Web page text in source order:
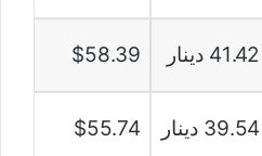
41.42 دينار $58.39
39.54 دينار $55.74